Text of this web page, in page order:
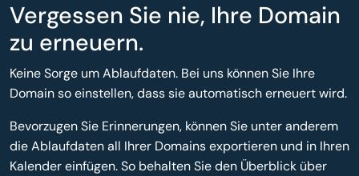
Vergessen Sie nie, Ihre Domain
zu erneuern.
Keine Sorge um Ablaufdaten. Bei uns können Sie Ihre
Domain so einstellen, dass sie automatisch erneuert wird.
Bevorzugen Sie Erinnerungen, können Sie unter anderem
die Ablaufdaten all Ihrer Domains exportieren und in Ihren
Kalender einfügen. So behalten Sie den Überblick über